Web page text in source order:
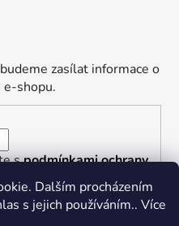
Dalším procházením
s jejich používáním.. Více
zasílat informace o
e-shopu.
spodmínkami ochrany